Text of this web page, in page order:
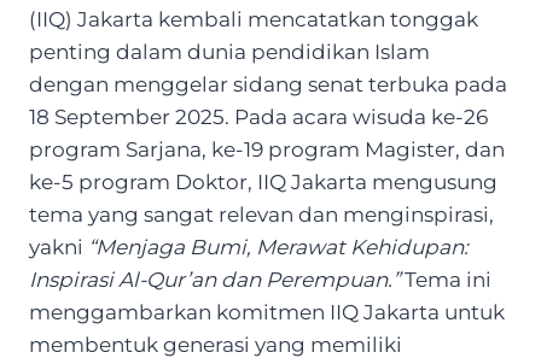
(IIQ) Jakarta kembali mencatatkan tonggak
penting dalam dunia pendidikan Islam
dengan menggelar sidang senat terbuka pada
18 September 2025. Pada acara wisuda ke-26
program Sarjana, ke-19 program Magister, dan
ke-5 program Doktor, IIQ Jakarta mengusung
tema yang sangat relevan dan menginspirasi,
yakni “Menjaga Bumi, Merawat Kehidupan:
Inspirasi Al-Qur’an dan Perempuan.”Tema ini
menggambarkan komitmen IIQ Jakarta untuk
membentuk generasi yang memiliki